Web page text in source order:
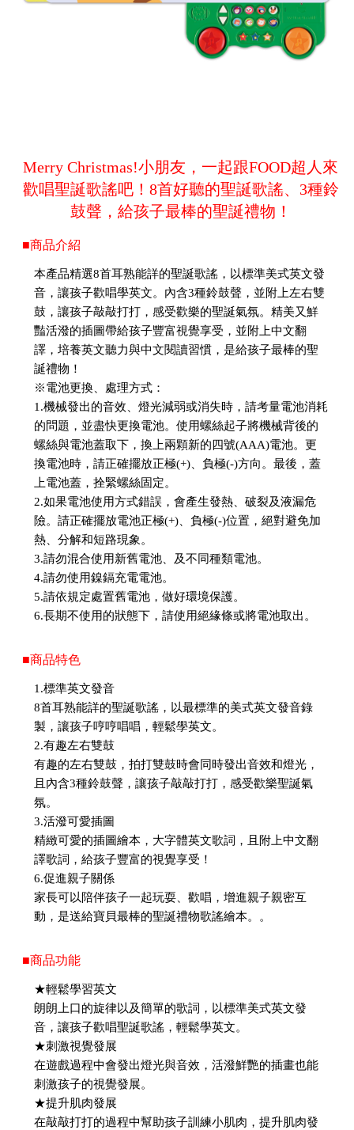
Merry Christmas!小朋友，一起跟FOOD超人來
歡唱聖誕歌謠吧！8首好聽的聖誕歌謠、3種鈴
鼓聲，給孩子最棒的聖誕禮物！
■商品介紹
本產品精選8首耳熟能詳的聖誕歌謠，以標準美式英文發
音，讓孩子歡唱學英文。內含3種鈴鼓聲，並附上左右雙
鼓，讓孩子敲敲打打，感受歡樂的聖誕氣氛。精美又鮮
豔活潑的插圖帶給孩子豐富視覺享受，並附上中文翻
譯，培養英文聽力與中文閱讀習慣，是給孩子最棒的聖
誕禮物！
※電池更換、處理方式：
1.機械發出的音效、燈光減弱或消失時，請考量電池消耗
的問題，並盡快更換電池。使用螺絲起子將機械背後的
螺絲與電池蓋取下，換上兩顆新的四號(AAA)電池。更
換電池時，請正確擺放正極(+)、負極(-)方向。最後，蓋
上電池蓋，拴緊螺絲固定。
2.如果電池使用方式錯誤，會產生發熱、破裂及液漏危
險。請正確擺放電池正極(+)、負極(-)位置，絕對避免加
熱、分解和短路現象。
3.請勿混合使用新舊電池、及不同種類電池。
4.請勿使用鎳鎘充電電池。
5.請依規定處置舊電池，做好環境保護。
6.長期不使用的狀態下，請使用絕緣條或將電池取出。
■商品特色
1.標準英文發音
8首耳熟能詳的聖誕歌謠，以最標準的美式英文發音錄
製，讓孩子哼哼唱唱，輕鬆學英文。
2.有趣左右雙鼓
有趣的左右雙鼓，拍打雙鼓時會同時發出音效和燈光，
且內含3種鈴鼓聲，讓孩子敲敲打打，感受歡樂聖誕氣
氛。
3.活潑可愛插圖
精緻可愛的插圖繪本，大字體英文歌詞，且附上中文翻
譯歌詞，給孩子豐富的視覺享受！
6.促進親子關係
家長可以陪伴孩子一起玩耍、歡唱，增進親子親密互
動，是送給寶貝最棒的聖誕禮物歌謠繪本。。
■商品功能
★輕鬆學習英文
朗朗上口的旋律以及簡單的歌詞，以標準美式英文發
音，讓孩子歡唱聖誕歌謠，輕鬆學英文。
★刺激視覺發展
在遊戲過程中會發出燈光與音效，活潑鮮艷的插畫也能
刺激孩子的視覺發展。
★提升肌肉發展
在敲敲打打的過程中幫助孩子訓練小肌肉，提升肌肉發